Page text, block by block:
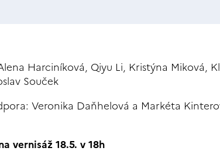
Harciníková, Qiyu Li, Kristýna Miková,
Souček
Veronika Daňhelová a Markéta
vernisáž 18.5. v 18h